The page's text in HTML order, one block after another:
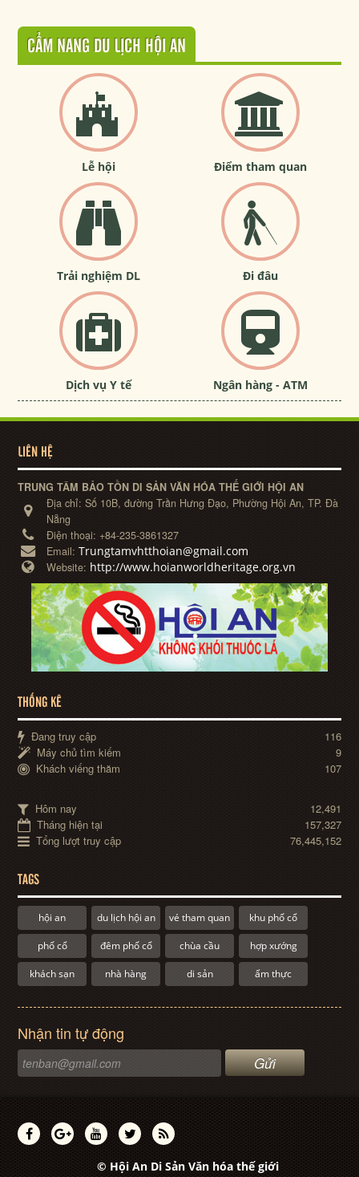
CẨM NANG DU LỊCH HỘI AN
Lễ hội Điểm tham quan
Trải nghiệm DL Đi đâu
Dịch vụ Y tế Ngân hàng - ATM
LIÊN HỆ
TRUNG TÂM BẢO TỒN DI SẢN VĂN HÓA THẾ GIỚI HỘI AN
Địa chỉ:Số 10B, đường Trần Hưng Đạo, Phường Hội An, TP. Đà
Nẵng
Điện thoại: +84-235-3861327
Email:Trungtamvhtthoian@gmail.com
Website: http://www.hoianworldheritage.org.vn
THỐNG KÊ
Đang truy cập
116
Máy chủ tìm kiếm
9
Khách viếng thăm
107
Hôm nay
12,491
Tháng hiện tại
157,327
Tổng lượt truy cập
76,445,152
TAGS
hội an du lịch hội an vé tham quan khu phố cổ
phố cổ đêm phố cổ chùa cầu hợp xướng
khách sạn nhà hàng di sản ẩm thực
Nhận tin tự động
© Hội An Di Sản Văn hóa thế giới